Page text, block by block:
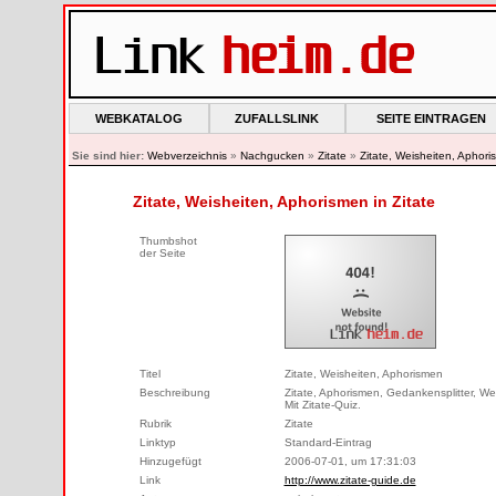
WEBKATALOG ZUFALLSLINK SEITE EINTRAGEN
Sie sind hier: Webverzeichnis» Nachgucken » Zitate » Zitate, Weisheiten,
Zitate, Weisheiten, Aphorismen in Zitate
Thumbshot
der Seite
Titel
Zitate, Weisheiten, Aphorismen
Beschreibung
Zitate, Aphorismen, Gedankensplitter,
Mit Zitate-Quiz.
Rubrik
Zitate
Linktyp
Standard-Eintrag
Hinzugefügt
2006-07-01, um 17:31:03
Link
http://www.zitate-guide.de